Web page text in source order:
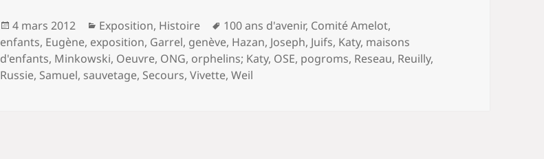
Publié
le
4 mars 2012 Catégories
Exposition, Histoire
Mots-
clés
100 ans d'avenir, Comité Amelot,
enfants, Eugène, exposition, Garrel, genève, Hazan, Joseph, Juifs, Katy, maisons
d'enfants, Minkowski, Oeuvre, ONG, orphelins; Katy, OSE, pogroms, Reseau, Reuilly,
Russie, Samuel, sauvetage, Secours,Vivette,Weil